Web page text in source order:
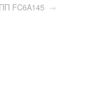
FC6A145 →